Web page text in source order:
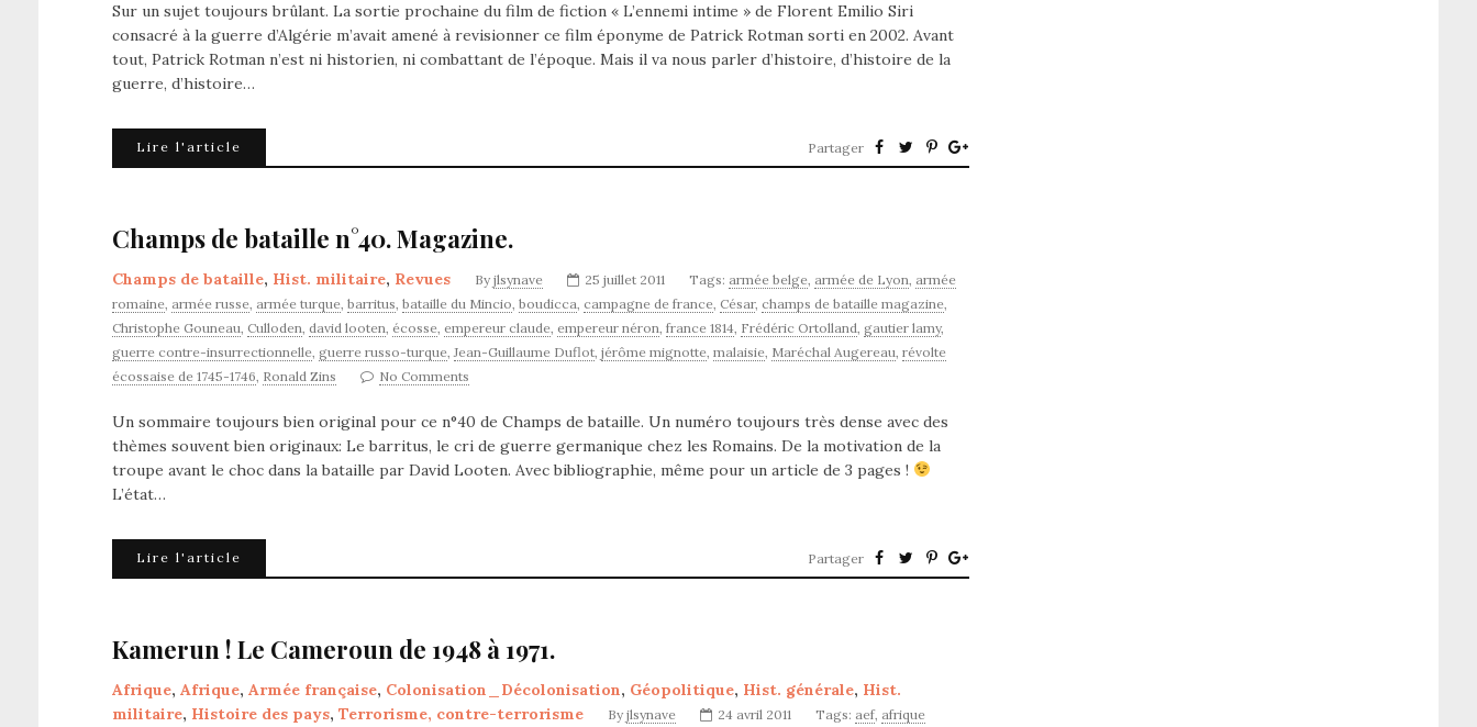
Sur un sujet toujours brûlant. La sortie prochaine du film de fiction « L’ennemi intime » de Florent Emilio Siri
consacré à la guerre d’Algérie m’avait amené à revisionner ce film éponyme de Patrick Rotman sorti en 2002. Avant
tout, Patrick Rotman n’est ni historien, ni combattant de l’époque. Mais il va nous parler d’histoire, d’histoire de la
guerre, d’histoire…
Lire l'article Partager
Champs de bataille n°40. Magazine.
Champs de bataille, Hist. militaire, Revues By jlsynave 25 juillet 2011 Tags: armée belge, armée de Lyon, armée
romaine, armée russe, armée turque, barritus, bataille du Mincio, boudicca, campagne de france, César, champs de bataille magazine,
Christophe Gouneau, Culloden, david looten, écosse, empereur claude, empereur néron, france 1814, Frédéric Ortolland, gautier lamy,
guerre contre-insurrectionnelle, guerre russo-turque,Jean-Guillaume Duflot, jérôme mignotte, malaisie, Maréchal Augereau, révolte
écossaise de 1745-1746, Ronald Zins No Comments
Un sommaire toujours bien original pour ce n°40 de Champs de bataille. Un numéro toujours très dense avec des
thèmes souvent bien originaux: Le barritus, le cri de guerre germanique chez les Romains. De la motivation de la
troupe avant le choc dans la bataille par David Looten. Avec bibliographie, même pour un article de 3 pages !
L’état…
Lire l'article Partager
Kamerun ! Le Cameroun de 1948 à 1971.
Afrique, Afrique, Armée française, Colonisation_Décolonisation, Géopolitique, Hist. générale, Hist.
militaire, Histoire des pays, Terrorisme, contre-terrorisme By jlsynave 24 avril 2011 Tags: aef, afrique